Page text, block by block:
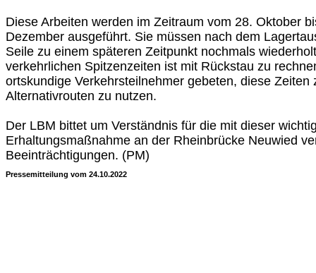
Diese Arbeiten werden im Zeitraum vom 28. Oktober
Dezember ausgeführt. Sie müssen nach dem
Seile zu einem späteren Zeitpunkt nochmals
verkehrlichen Spitzenzeiten ist mit Rückstau zu
ortskundige Verkehrsteilnehmer gebeten, diese Zeiten
Alternativrouten zu nutzen.
Der LBM bittet um Verständnis für die mit dieser
Erhaltungsmaßnahme an der Rheinbrücke Neuwied
Beeinträchtigungen. (PM)
Pressemitteilung vom 24.10.2022